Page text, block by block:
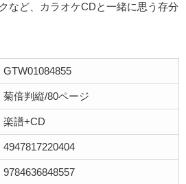
など、カラオケCDと一緒に思う存分
GTW01084855
菊倍判縦/80ページ
楽譜+CD
4947817220404
9784636848557